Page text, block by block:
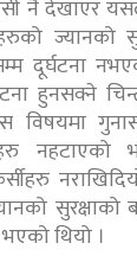
नै देखाएर
ज्यानको
दूर्घटना
हुनसक्ने
नहटाएको
सुरक्षाको
थियो ।